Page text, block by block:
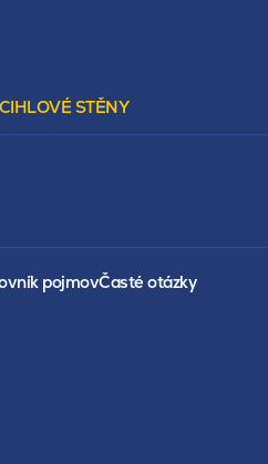
CIHLOVÉ STĚNY
pojmovČasté otázky